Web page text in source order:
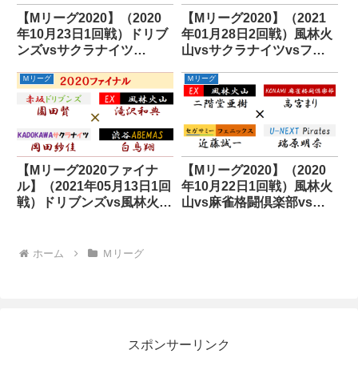
【Mリーグ2020】（2020
年10月23日1回戦）ドリブ
ンズvsサクラナイツ
【Mリーグ2020】（2021
年01月28日2回戦）風林火
山vsサクラナイツvsフェ
Ｍリーグ
【Mリーグ2020ファイナ
ル】（2021年05月13日1回
戦）ドリブンズvs風林火山
Ｍリーグ
【Mリーグ2020】（2020
年10月22日1回戦）風林火
山vs麻雀格闘倶楽部vsフ
ホーム Ｍリーグ
スポンサーリンク